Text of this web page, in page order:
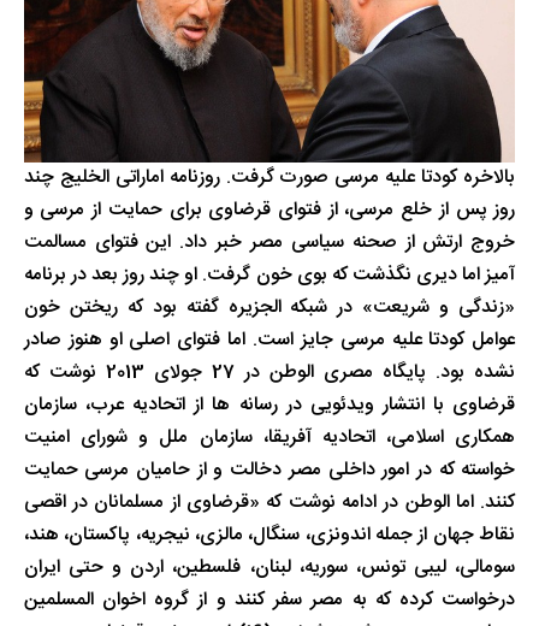
بالاخره کودتا علیه مرسی صورت گرفت. روزنامه اماراتی الخلیج چند
روز پس از خلع مرسی، از فتوای قرضاوی برای حمایت از مرسی و
خروج ارتش از صحنه سیاسی مصر خبر داد. این فتوای مسالمت
آمیز اما دیری نگذشت که بوی خون گرفت. او چند روز بعد در برنامه
«زندگی و شریعت» در شبکه الجزیره گفته بود که ریختن خون
عوامل کودتا علیه مرسی جایز است. اما فتوای اصلی او هنوز صادر
نشده بود. پایگاه مصری الوطن در 27 جولای 2013 نوشت که
قرضاوی با انتشار ویدئویی در رسانه ها از اتحادیه عرب، سازمان
همکاری اسلامی، اتحادیه آفریقا، سازمان ملل و شورای امنیت
خواسته که در امور داخلی مصر دخالت و از حامیان مرسی حمایت
کنند. اما الوطن در ادامه نوشت که «قرضاوی از مسلمانان در اقصی
نقاط جهان از جمله اندونزی، سنگال، مالزی، نیجریه، پاکستان، هند،
سومالی، لیبی تونس، سوریه، لبنان، فلسطین، اردن و حتی ایران
درخواست کرده که به مصر سفر کنند و از گروه اخوان المسلمین